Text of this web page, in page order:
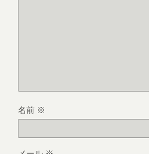
名前 ※